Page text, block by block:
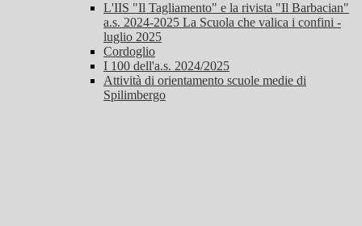
L'IIS "Il Tagliamento" e la rivista "Il Barbacian"
a.s. 2024-2025 La Scuola che valica i confini -
luglio 2025
Cordoglio
I 100 dell'a.s. 2024/2025
Attività di orientamento scuole medie di
Spilimbergo